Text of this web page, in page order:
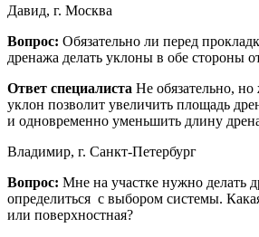
Давид, г. Москва
Вопрос: Обязательно ли перед
дренажа делать уклоны в обе стороны
Ответ специалиста Не обязательно, но
уклон позволит увеличить площадь
и одновременно уменьшить длину
Владимир, г. Санкт-Петербург
Вопрос: Мне на участке нужно делать
определиться с выбором системы.
или поверхностная?